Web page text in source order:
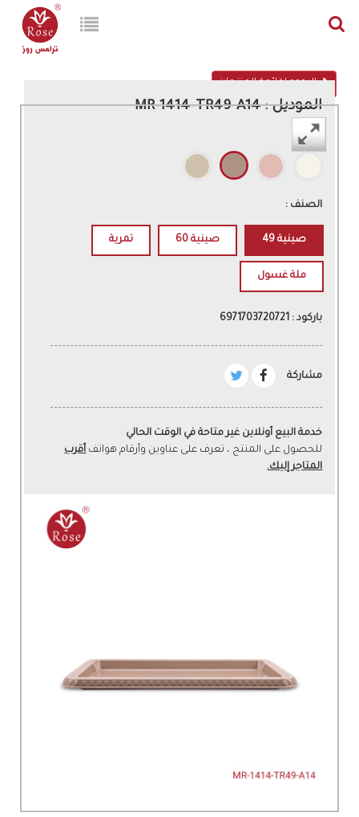
الرجوع لقائمة المنتجات
الموديل : MR-1414-TR49-A14
اللون :
الصنف :
صينية 49 صينية 60 تمرية
ملة غسول
باركود : 6971703720721
مشاركة
خدمة البيع أونلاين غير متاحة في الوقت الحالي
للحصول على المنتج ، تعرف على عناوين وأرقام هواتفأقرب
المتاجر إليك.